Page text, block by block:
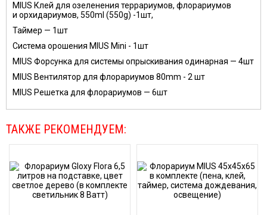
MIUS Клей для озеленения террариумов, флорариумов
и орхидариумов, 550ml (550g) -1шт,
Таймер — 1шт
Система орошения MIUS Mini - 1шт
MIUS Форсунка для системы опрыскивания одинарная — 4шт
MIUS Вентилятор для флорариумов 80mm - 2 шт
MIUS Решетка для флорариумов — 6шт
ТАКЖЕ РЕКОМЕНДУЕМ: